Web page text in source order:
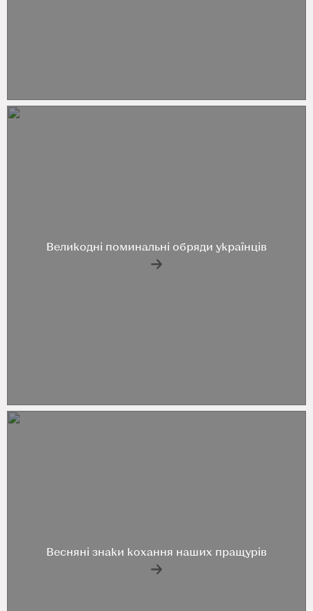
Великодні поминальні обряди українців
Весняні знаки кохання наших пращурів